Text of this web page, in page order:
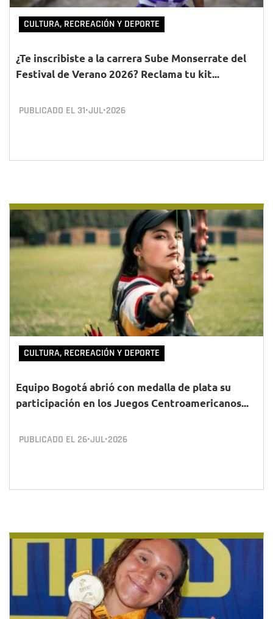
CULTURA, RECREACIÓN Y DEPORTE
¿Te inscribiste a la carrera Sube Monserrate del
Festival de Verano 2026? Reclama tu kit...
PUBLICADO EL 31•JUL•2026
CULTURA, RECREACIÓN Y DEPORTE
Equipo Bogotá abrió con medalla de plata su
participación en los Juegos Centroamericanos...
PUBLICADO EL 26•JUL•2026